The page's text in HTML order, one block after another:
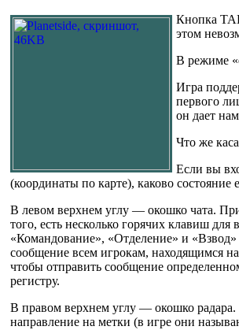
Кнопка
этом
В режиме
Игра
первого
он дает
Что же
Если вы
(координаты по карте), каково состояние
В левом верхнем углу — окошко чата.
того, есть несколько горячих клавиш
«Командование», «Отделение» и
сообщение всем игрокам, находящимся
чтобы отправить сообщение
регистру.
В правом верхнем углу — окошко
направление на метки (в игре они